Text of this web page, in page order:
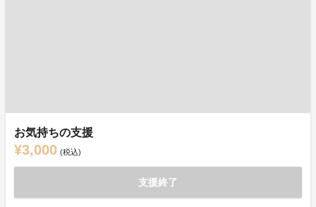
お気持ちの支援
¥3,000 (税込)
支援終了